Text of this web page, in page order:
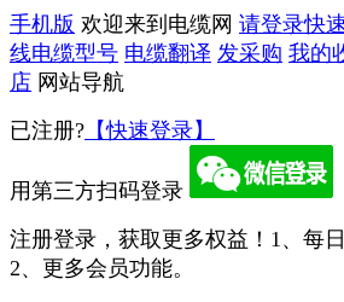
手机版 欢迎来到电缆网 请登录快
线电缆型号 电缆翻译 发采购 我的
店 网站导航
已注册? 【快速登录】
用第三方扫码登录
注册登录，获取更多权益！ 1、每
2、更多会员功能。